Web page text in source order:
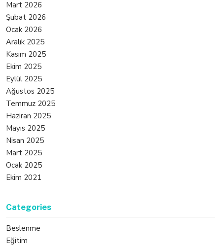
Mart 2026
Şubat 2026
Ocak 2026
Aralık 2025
Kasım 2025
Ekim 2025
Eylül 2025
Ağustos 2025
Temmuz 2025
Haziran 2025
Mayıs 2025
Nisan 2025
Mart 2025
Ocak 2025
Ekim 2021
Categories
Beslenme
Eğitim